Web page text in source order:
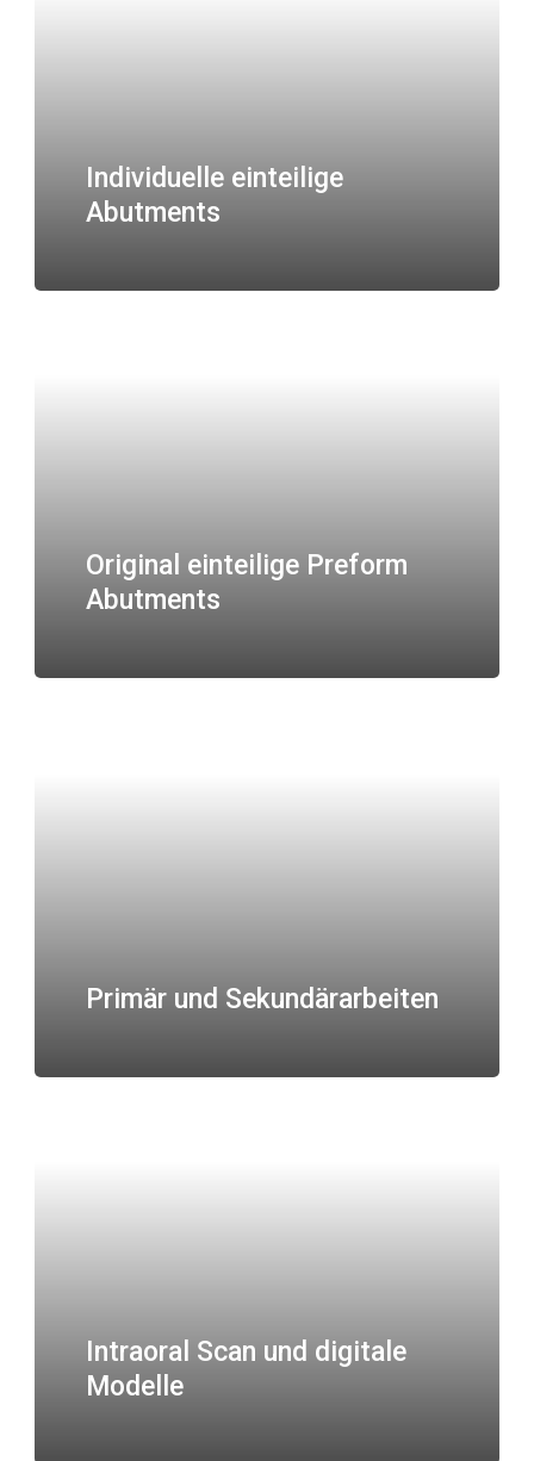
Individuelle einteilige
Abutments
Original einteilige Preform
Abutments
Primär und Sekundärarbeiten
Intraoral Scan und digitale
Modelle